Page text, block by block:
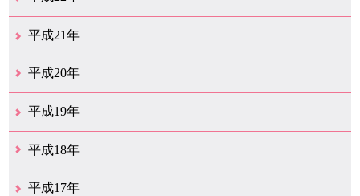
12月（10）
11月（19）
10月（17）
9月（26）
8月（19）
7月（14）
6月（13）
5月（10）
4月（12）
3月（25）
2月（14）
1月（14）
平成21年
12月（11）
11月（9）
10月（15）
9月（9）
8月（11）
7月（19）
6月（16）
5月（12）
4月（29）
3月（19）
2月（12）
1月（4）
平成20年
12月（19）
11月（10）
10月（18）
9月（10）
8月（9）
7月（14）
6月（15）
5月（10）
4月（9）
3月（13）
2月（8）
1月（5）
平成19年
12月（11）
11月（10）
10月（6）
9月（2）
8月（6）
7月（6）
6月（3）
5月（9）
4月（9）
3月（9）
2月（7）
1月（6）
平成18年
12月（11）
11月（7）
10月（5）
9月（6）
8月（9）
7月（9）
6月（18）
5月（12）
4月（14）
3月（20）
2月（10）
1月（9）
平成17年